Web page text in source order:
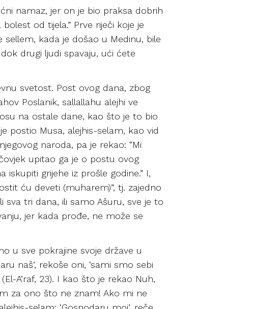
namaz, jer on je bio praksa dobrih
od tijela.” Prve riječi koje je
sellem, kada je došao u Medinu, bile
drugi ljudi spavaju, ući ćete
svetost. Post ovog dana, zbog
Poslanik, sallallahu alejhi ve
na ostale dane, kao što je to bio
postio Musa, alejhis-selam, kao vid
naroda, pa je rekao: “Mi
upitao ga je o postu ovog
iskupiti grijehe iz prošle godine.” I,
ću deveti (muharem)”, tj. zajedno
sva tri dana, ili samo Ašuru, sve je to
jer kada prođe, ne može se
u sve pokrajine svoje države u
naš’, rekoše oni, ‘sami smo sebi
A’raf, 23). I kao što je rekao Nuh,
za ono što ne znam! Ako mi ne